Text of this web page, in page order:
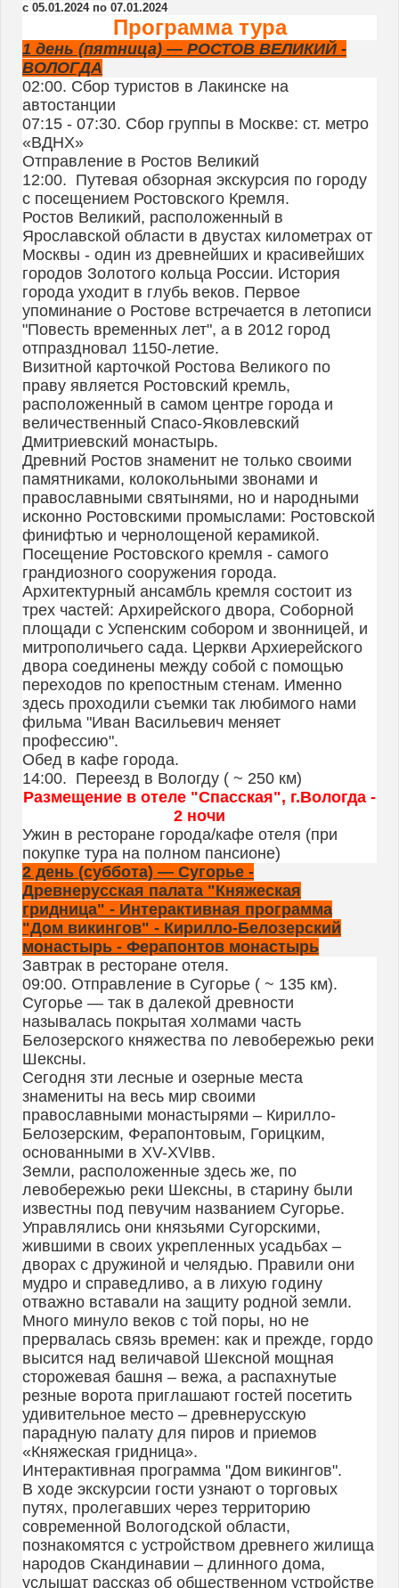
с 05.01.2024 по 07.01.2024
Программа тура
1 день (пятница) — РОСТОВ ВЕЛИКИЙ -
ВОЛОГДА
02:00. Сбор туристов в Лакинске на
автостанции
07:15 - 07:30. Сбор группы в Москве: ст. метро
«ВДНХ»
Отправление в Ростов Великий
12:00. Путевая обзорная экскурсия по городу
с посещением Ростовского Кремля.
Ростов Великий, расположенный в
Ярославской области в двустах километрах от
Москвы - один из древнейших и красивейших
городов Золотого кольца России. История
города уходит в глубь веков. Первое
упоминание о Ростове встречается в летописи
"Повесть временных лет", а в 2012 город
отпраздновал 1150-летие.
Визитной карточкой Ростова Великого по
праву является Ростовский кремль,
расположенный в самом центре города и
величественный Спасо-Яковлевский
Дмитриевский монастырь.
Древний Ростов знаменит не только своими
памятниками, колокольными звонами и
православными святынями, но и народными
исконно Ростовскими промыслами: Ростовской
финифтью и чернолощеной керамикой.
Посещение Ростовского кремля - самого
грандиозного сооружения города.
Архитектурный ансамбль кремля состоит из
трех частей: Архирейского двора, Соборной
площади с Успенским собором и звонницей, и
митрополичьего сада. Церкви Архиерейского
двора соединены между собой с помощью
переходов по крепостным стенам. Именно
здесь проходили съемки так любимого нами
фильма "Иван Васильевич меняет
профессию".
Обед в кафе города.
14:00. Переезд в Вологду ( ~ 250 км)
Размещение в отеле "Спасская", г.Вологда -
2 ночи
Ужин в ресторане города/кафе отеля (при
покупке тура на полном пансионе)
2 день (суббота) — Сугорье -
Древнерусская палата "Княжеская
гридница" - Интерактивная программа
"Дом викингов" - Кирилло-Белозерский
монастырь - Ферапонтов монастырь
Завтрак в ресторане отеля.
09:00. Отправление в Сугорье ( ~ 135 км).
Сугорье — так в далекой древности
называлась покрытая холмами часть
Белозерского княжества по левобережью реки
Шексны.
Сегодня зти лесные и озерные места
знамениты на весь мир своими
православными монастырями – Кирилло-
Белозерским, Ферапонтовым, Горицким,
основанными в XV-XVIвв.
Земли, расположенные здесь же, по
левобережью реки Шексны, в старину были
известны под певучим названием Сугорье.
Управлялись они князьями Сугорскими,
жившими в своих укрепленных усадьбах –
дворах с дружиной и челядью. Правили они
мудро и справедливо, а в лихую годину
отважно вставали на защиту родной земли.
Много минуло веков с той поры, но не
прервалась связь времен: как и прежде, гордо
высится над величавой Шексной мощная
сторожевая башня – вежа, а распахнутые
резные ворота приглашают гостей посетить
удивительное место – древнерусскую
парадную палату для пиров и приемов
«Княжеская гридница».
Интерактивная программа "Дом викингов".
В ходе экскурсии гости узнают о торговых
путях, пролегавших через территорию
современной Вологодской области,
познакомятся с устройством древнего жилища
народов Скандинавии – длинного дома,
услышат рассказ об общественном устройстве